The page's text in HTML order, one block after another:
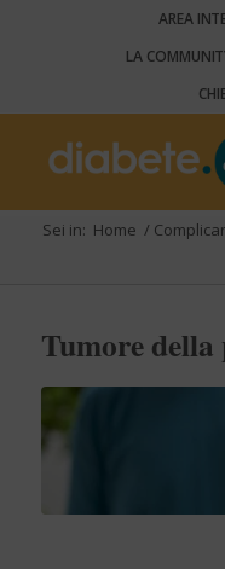
AREA
LA
Sei in: Home /
Tumore della